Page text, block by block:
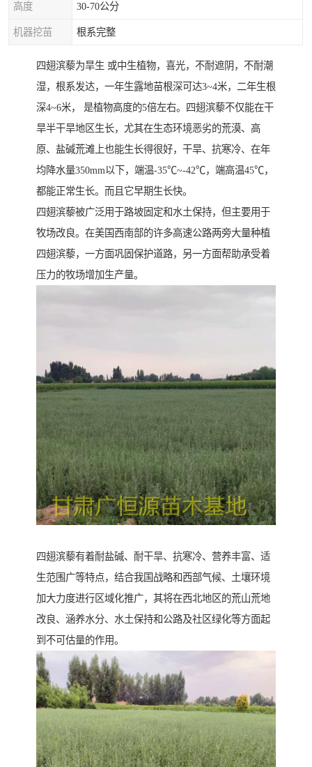
高度 30-70公分
机器挖苗 根系完整
四翅滨藜为旱生 或中生植物，喜光，不耐遮阴，不耐潮
湿，根系发达，一年生露地苗根深可达3~4米，二年生根
深4~6米， 是植物高度的5倍左右。四翅滨藜不仅能在干
旱半干旱地区生长，尤其在生态环境恶劣的荒漠、高
原、盐碱荒滩上也能生长得很好，干旱、抗寒冷、在年
均降水量350mm以下，端温-35℃~-42℃，端高温45℃，
都能正常生长。而且它早期生长快。
四翅滨藜被广泛用于路坡固定和水土保持，但主要用于
牧场改良。在美国西南部的许多高速公路两旁大量种植
四翅滨藜，一方面巩固保护道路，另一方面帮助承受着
压力的牧场增加生产量。
四翅滨藜有着耐盐碱、耐干旱、抗寒冷、营养丰富、适
生范围广等特点，结合我国战略和西部气候、土壤环境
加大力度进行区域化推广，其将在西北地区的荒山荒地
改良、涵养水分、水土保持和公路及社区绿化等方面起
到不可估量的作用。